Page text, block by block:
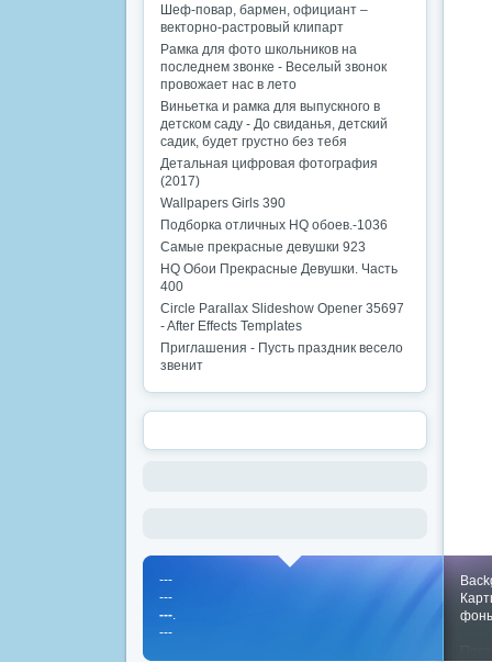
Шеф-повар, бармен, официант –
векторно-растровый клипарт
Рамка для фото школьников на
последнем звонке - Веселый звонок
провожает нас в лето
Виньетка и рамка для выпускного в
детском саду - До свиданья, детский
садик, будет грустно без тебя
Детальная цифровая фотография
(2017)
Wallpapers Girls 390
Подборка отличных HQ обоев.-1036
Самые прекрасные девушки 923
HQ Обои Прекрасные Девушки. Часть
400
Circle Parallax Slideshow Opener 35697
- After Effects Templates
Приглашения - Пусть праздник весело
звенит
---
---
---.
---